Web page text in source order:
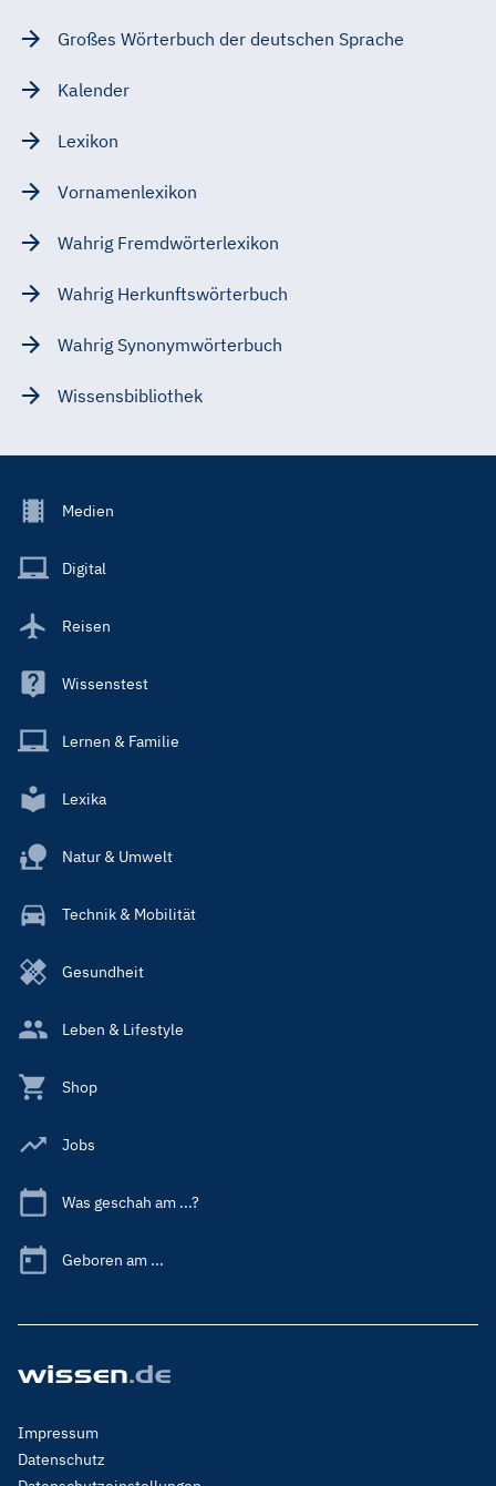
Großes Wörterbuch der deutschen Sprache
Kalender
Lexikon
Vornamenlexikon
Wahrig Fremdwörterlexikon
Wahrig Herkunftswörterbuch
Wahrig Synonymwörterbuch
Wissensbibliothek
Footer
Main
Medien
Digital
Reisen
Wissenstest
Lernen & Familie
Lexika
Natur & Umwelt
Technik & Mobilität
Gesundheit
Leben & Lifestyle
Shop
Jobs
Was geschah am ...?
Geboren am ...
Footer
Menu
Impressum
Datenschutz